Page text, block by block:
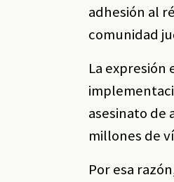
adhesión al
comunidad
La
asesinato de
millones de
Por esa